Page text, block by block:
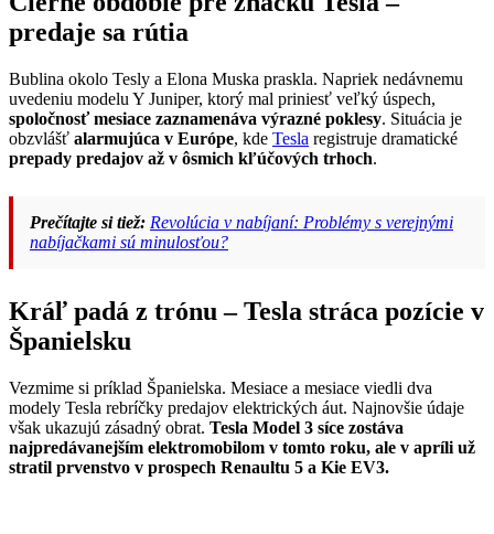
predaje sa rútia
Bublina okolo Tesly a Elona Muska praskla. Napriek nedávnemu
uvedeniu modelu Y Juniper, ktorý mal priniesť veľký úspech,
spoločnosť mesiace zaznamenáva výrazné poklesy. Situácia je
obzvlášť alarmujúca v Európe, kde Tesla registruje dramatické
prepady predajov až v ôsmich kľúčových trhoch.
Prečítajte si tiež: Revolúcia v nabíjaní: Problémy s verejnými
nabíjačkami sú minulosťou?
Kráľ padá z trónu – Tesla stráca pozície v
Španielsku
Vezmime si príklad Španielska. Mesiace a mesiace viedli dva
modely Tesla rebríčky predajov elektrických áut. Najnovšie údaje
však ukazujú zásadný obrat. Tesla Model 3 síce zostáva
najpredávanejším elektromobilom v tomto roku, ale v apríli už
stratil prvenstvo v prospech Renaultu 5 a Kie EV3.